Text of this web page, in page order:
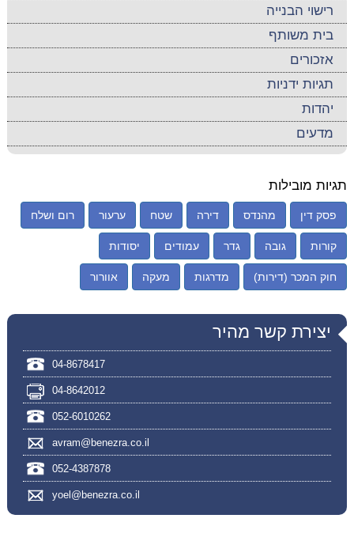
רישוי הבנייה
בית משותף
אזכורים
תגיות ידניות
יהדות
מדעים
תגיות מובילות
פסק דין מהנדס דירה שטח ערעור רום ושלח
קורות גובה גדר עמודים יסודות
חוק המכר (דירות) מדרגות מעקה אוורור
יצירת קשר מהיר
04-8678417
04-8642012
052-6010262
avram@benezra.co.il
052-4387878
yoel@benezra.co.il